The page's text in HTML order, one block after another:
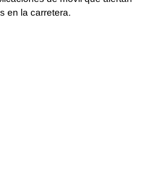
en la carretera.